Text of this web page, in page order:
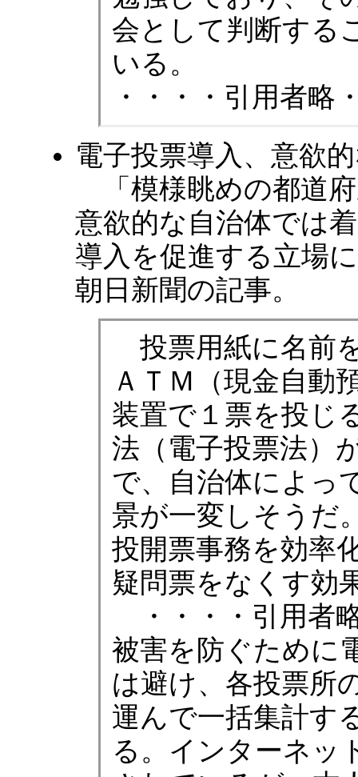
会として判断する
いる。
・・・・引用者略
電子投票導入、意欲
「模様眺めの都道
意欲的な自治体では
導入を促進する立場
朝日新聞の記事。
投票用紙に名前
ＡＴＭ（現金自動
装置で１票を投じ
法（電子投票法）
で、自治体によっ
景が一変しそうだ
投開票事務を効率
疑問票をなくす効
・・・・引用者
被害を防ぐために
は避け、各投票所
運んで一括集計す
る。インターネッ